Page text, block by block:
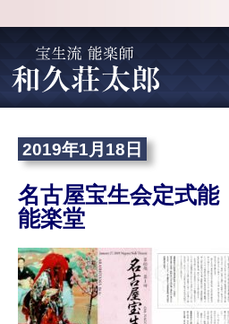
2019年1月18日
名古屋宝生会定式
能楽堂